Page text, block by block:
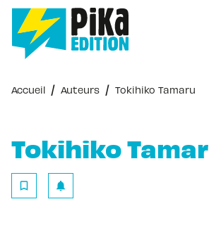
MENU RECHERCHE
PIED DE PAGE
Accueil / Auteurs / Tokihiko Tamaru
Tokihiko
bookmark_border notifications